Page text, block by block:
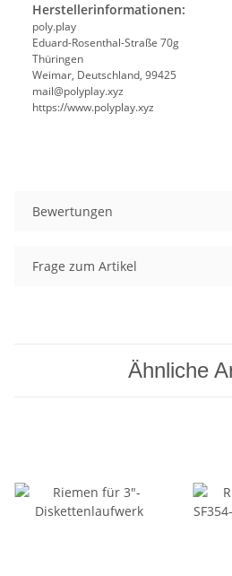
Herstellerinformationen:
poly.play
Eduard-Rosenthal-Straße 70g
Thüringen
Weimar, Deutschland, 99425
mail@polyplay.xyz
https://www.polyplay.xyz
Bewertungen
Frage zum Artikel
Ähnliche